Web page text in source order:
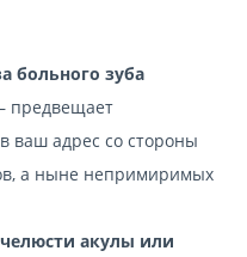
больного зуба
предвещает
ваш адрес со стороны
а ныне непримиримых
акулы или